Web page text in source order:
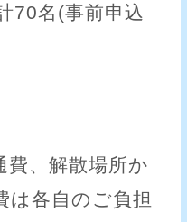
70名(事前申込
、解散場所か
は各自のご負担